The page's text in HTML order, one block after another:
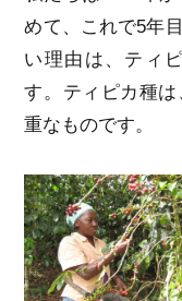
めて、これで5年
い理由は、ティ
す。ティピカ種
重なものです。